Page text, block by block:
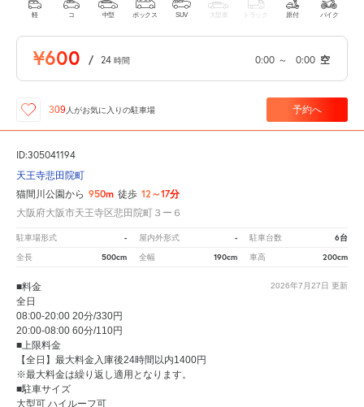
軽 コ 中型 ボックス SUV 大型車 トラック 原付 バイク
¥600 / 24 時間 0:00 ～ 0:00 空
309人がお気に入りの駐車場 予約へ
ID:305041194
天王寺悲田院町
猫間川公園から 950m 徒歩 12～17分
大阪府大阪市天王寺区悲田院町３ー６
駐車場形式 - 屋内外形式 - 駐車台数 6台
全長 500cm 全幅 190cm 車高 200cm
2026年7月27日 更新
■料金
全日
08:00-20:00 20分/330円
20:00-08:00 60分/110円
■上限料金
【全日】最大料金入庫後24時間以内1400円
※最大料金は繰り返し適用となります。
■駐車サイズ
大型可 ハイルーフ可